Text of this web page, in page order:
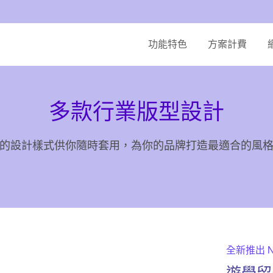
功能特色 方案計費
多款行業版型設計
設計樣式供你隨時套用，為你的品牌打造最適合的風
全新推出